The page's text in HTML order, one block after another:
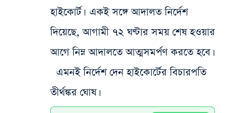
হাইকোর্ট। একই সঙ্গে আদালত নির্দেশ
দিয়েছে, আগামী ৭২ ঘণ্টার সময় শেষ হওয়ার
আগে নিম্ন আদালতে আত্মসমর্পণ করতে হবে।
এমনই নির্দেশ দেন হাইকোর্টের বিচারপতি
তীর্থঙ্কর ঘোষ।